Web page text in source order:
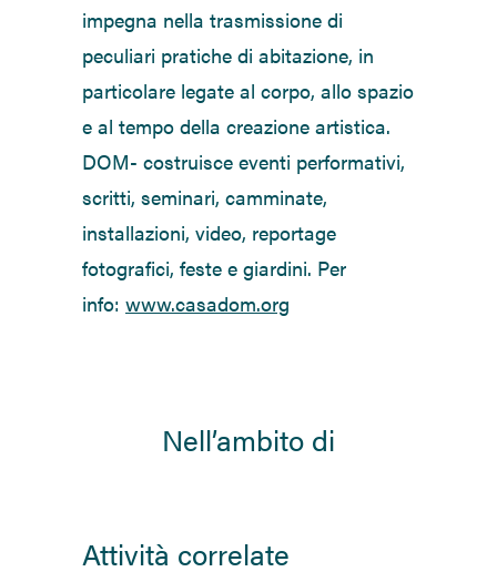
impegna nella trasmissione di
peculiari pratiche di abitazione, in
particolare legate al corpo, allo spazio
e al tempo della creazione artistica.
DOM- costruisce eventi performativi,
scritti, seminari, camminate,
installazioni, video, reportage
fotografici, feste e giardini. Per
info: www.casadom.org
Nell’ambito di
Attività correlate